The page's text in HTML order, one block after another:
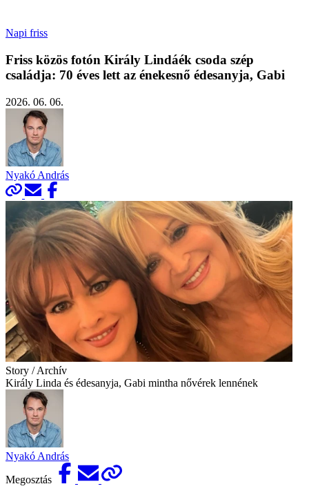
Napi friss
Friss közös fotón Király Lindáék csoda szép
családja: 70 éves lett az énekesnő édesanyja, Gabi
2026. 06. 06.
Nyakó András
Story / Archív
Király Linda és édesanyja, Gabi mintha nővérek lennének
Nyakó András
Megosztás